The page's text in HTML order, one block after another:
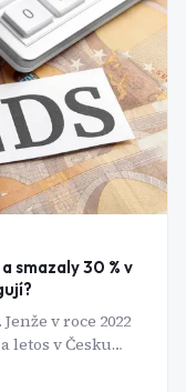
smazaly 30 % v
v roce 2022
letos v Česku
tenhle trh